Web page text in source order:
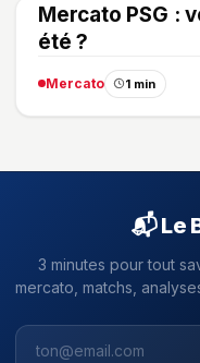
Mercato PSG :
été ?
Mercato 1 min
📬 Le
3 minutes pour tout
mercato, matchs,